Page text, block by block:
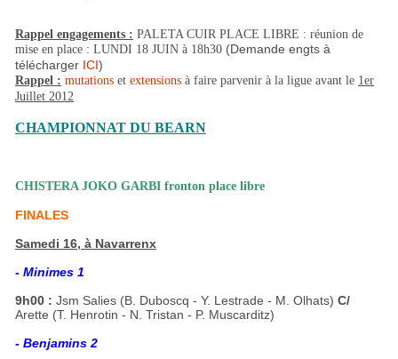
Rappel engagements : PALETA CUIR PLACE LIBRE : réunion de
mise en place : LUNDI 18 JUIN à 18h30 (Demande engts à
télécharger ICI)
Rappel : mutations etextensions à faire parvenir à la ligue avant le 1er
Juillet 2012
CHAMPIONNAT DU BEARN
CHISTERA JOKO GARBI fronton place libre
FINALES
Samedi 16, à Navarrenx
- Minimes 1
9h00 :Jsm Salies (B. Duboscq - Y. Lestrade - M. Olhats)C/
Arette (T. Henrotin - N. Tristan - P. Muscarditz)
- Benjamins 2